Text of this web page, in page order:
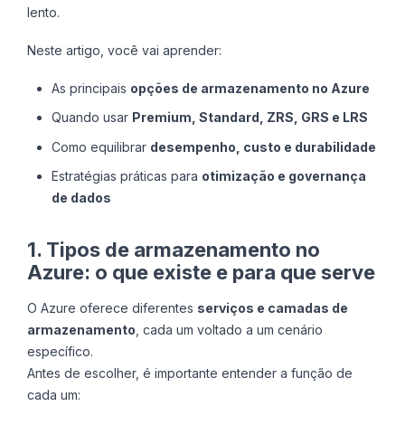
lento.
Neste artigo, você vai aprender:
As principais opções de armazenamento no Azure
Quando usar Premium, Standard, ZRS, GRS e LRS
Como equilibrar desempenho, custo e durabilidade
Estratégias práticas para otimização e governança
de dados
1. Tipos de armazenamento no
Azure: o que existe e para que serve
O Azure oferece diferentes serviços e camadas de
armazenamento , cada um voltado a um cenário
específico.
Antes de escolher, é importante entender a função de
cada um: